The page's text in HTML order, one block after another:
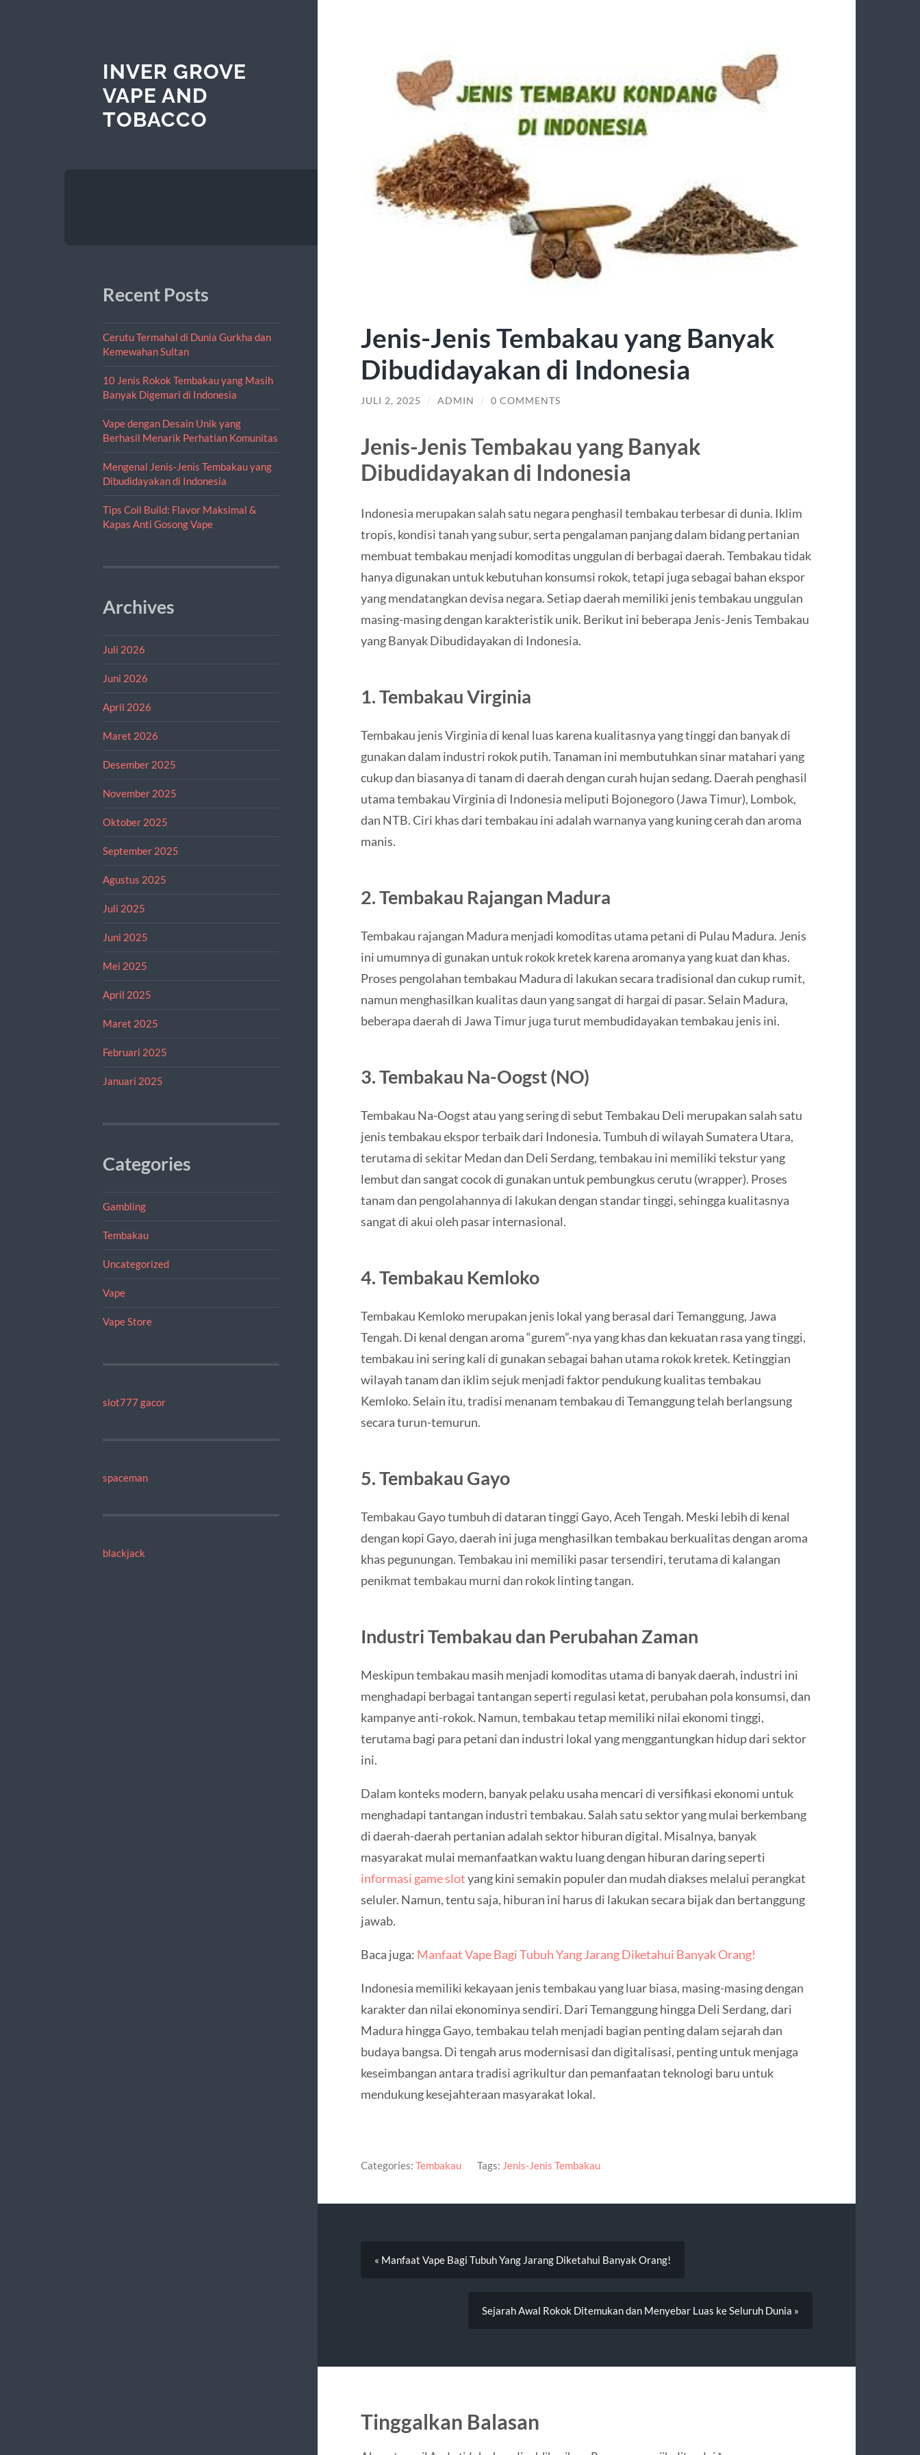
INVER GROVE
VAPE AND
TOBACCO
Recent Posts
Cerutu Termahal di Dunia Gurkha dan
Kemewahan Sultan
10 Jenis Rokok Tembakau yang Masih
Banyak Digemari di Indonesia
Vape dengan Desain Unik yang
Berhasil Menarik Perhatian Komunitas
Mengenal Jenis-Jenis Tembakau yang
Dibudidayakan di Indonesia
Tips Coil Build: Flavor Maksimal &
Kapas Anti Gosong Vape
Archives
Juli 2026
Juni 2026
April 2026
Maret 2026
Desember 2025
November 2025
Oktober 2025
September 2025
Agustus 2025
Juli 2025
Juni 2025
Mei 2025
April 2025
Maret 2025
Februari 2025
Januari 2025
Categories
Gambling
Tembakau
Uncategorized
Vape
Vape Store
slot777 gacor
spaceman
blackjack
Jenis-Jenis Tembakau yang Banyak
Dibudidayakan di Indonesia
JULI 2, 2025 / ADMIN / 0 COMMENTS
Jenis-Jenis Tembakau yang Banyak
Dibudidayakan di Indonesia
Indonesia merupakan salah satu negara penghasil tembakau terbesar di dunia. Iklim
tropis, kondisi tanah yang subur, serta pengalaman panjang dalam bidang pertanian
membuat tembakau menjadi komoditas unggulan di berbagai daerah. Tembakau tidak
hanya digunakan untuk kebutuhan konsumsi rokok, tetapi juga sebagai bahan ekspor
yang mendatangkan devisa negara. Setiap daerah memiliki jenis tembakau unggulan
masing-masing dengan karakteristik unik. Berikut ini beberapa Jenis-Jenis Tembakau
yang Banyak Dibudidayakan di Indonesia.
1. Tembakau Virginia
Tembakau jenis Virginia di kenal luas karena kualitasnya yang tinggi dan banyak di
gunakan dalam industri rokok putih. Tanaman ini membutuhkan sinar matahari yang
cukup dan biasanya di tanam di daerah dengan curah hujan sedang. Daerah penghasil
utama tembakau Virginia di Indonesia meliputi Bojonegoro (Jawa Timur), Lombok,
dan NTB. Ciri khas dari tembakau ini adalah warnanya yang kuning cerah dan aroma
manis.
2. Tembakau Rajangan Madura
Tembakau rajangan Madura menjadi komoditas utama petani di Pulau Madura. Jenis
ini umumnya di gunakan untuk rokok kretek karena aromanya yang kuat dan khas.
Proses pengolahan tembakau Madura di lakukan secara tradisional dan cukup rumit,
namun menghasilkan kualitas daun yang sangat di hargai di pasar. Selain Madura,
beberapa daerah di Jawa Timur juga turut membudidayakan tembakau jenis ini.
3. Tembakau Na-Oogst (NO)
Tembakau Na-Oogst atau yang sering di sebut Tembakau Deli merupakan salah satu
jenis tembakau ekspor terbaik dari Indonesia. Tumbuh di wilayah Sumatera Utara,
terutama di sekitar Medan dan Deli Serdang, tembakau ini memiliki tekstur yang
lembut dan sangat cocok di gunakan untuk pembungkus cerutu (wrapper). Proses
tanam dan pengolahannya di lakukan dengan standar tinggi, sehingga kualitasnya
sangat di akui oleh pasar internasional.
4. Tembakau Kemloko
Tembakau Kemloko merupakan jenis lokal yang berasal dari Temanggung, Jawa
Tengah. Di kenal dengan aroma “gurem”-nya yang khas dan kekuatan rasa yang tinggi,
tembakau ini sering kali di gunakan sebagai bahan utama rokok kretek. Ketinggian
wilayah tanam dan iklim sejuk menjadi faktor pendukung kualitas tembakau
Kemloko. Selain itu, tradisi menanam tembakau di Temanggung telah berlangsung
secara turun-temurun.
5. Tembakau Gayo
Tembakau Gayo tumbuh di dataran tinggi Gayo, Aceh Tengah. Meski lebih di kenal
dengan kopi Gayo, daerah ini juga menghasilkan tembakau berkualitas dengan aroma
khas pegunungan. Tembakau ini memiliki pasar tersendiri, terutama di kalangan
penikmat tembakau murni dan rokok linting tangan.
Industri Tembakau dan Perubahan Zaman
Meskipun tembakau masih menjadi komoditas utama di banyak daerah, industri ini
menghadapi berbagai tantangan seperti regulasi ketat, perubahan pola konsumsi, dan
kampanye anti-rokok. Namun, tembakau tetap memiliki nilai ekonomi tinggi,
terutama bagi para petani dan industri lokal yang menggantungkan hidup dari sektor
ini.
Dalam konteks modern, banyak pelaku usaha mencari di versifikasi ekonomi untuk
menghadapi tantangan industri tembakau. Salah satu sektor yang mulai berkembang
di daerah-daerah pertanian adalah sektor hiburan digital. Misalnya, banyak
masyarakat mulai memanfaatkan waktu luang dengan hiburan daring seperti
informasi game slotyang kini semakin populer dan mudah diakses melalui perangkat
seluler. Namun, tentu saja, hiburan ini harus di lakukan secara bijak dan bertanggung
jawab.
Baca juga: Manfaat Vape Bagi Tubuh Yang Jarang Diketahui Banyak Orang!
Indonesia memiliki kekayaan jenis tembakau yang luar biasa, masing-masing dengan
karakter dan nilai ekonominya sendiri. Dari Temanggung hingga Deli Serdang, dari
Madura hingga Gayo, tembakau telah menjadi bagian penting dalam sejarah dan
budaya bangsa. Di tengah arus modernisasi dan digitalisasi, penting untuk menjaga
keseimbangan antara tradisi agrikultur dan pemanfaatan teknologi baru untuk
mendukung kesejahteraan masyarakat lokal.
Categories: Tembakau Tags: Jenis-Jenis Tembakau
« Manfaat Vape Bagi Tubuh Yang Jarang Diketahui Banyak Orang!
Sejarah Awal Rokok Ditemukan dan Menyebar Luas ke Seluruh Dunia »
Tinggalkan Balasan